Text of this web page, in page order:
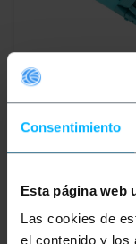
Consentimiento
Esta página web
Las cookies de
el contenido y los
BEMATIK
światłowodowy OM3
LC/PC do LC/PC
50/125 100m
PVP
PVD
In 5 weeks
Ilość